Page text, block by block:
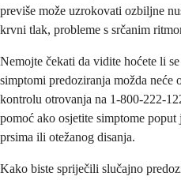
previše može uzrokovati ozbiljne
krvni tlak, probleme s srčanim
Nemojte čekati da vidite hoćete li
simptomi predoziranja možda neće
kontrolu otrovanja na 1-800-222-
pomoć ako osjetite simptome
prsima ili otežanog disanja.
Kako biste spriječili slučajno